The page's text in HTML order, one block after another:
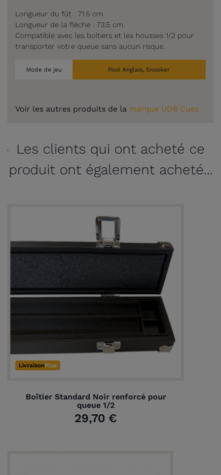
Longueur du fût : 71.5 cm.
Longueur de la flèche : 73.5 cm.
Compatible avec les boîtiers et les housses 1/2 pour
transporter votre queue sans aucun risque.
Mode de jeu Pool Anglais, Snooker
Voir les autres produits de la marque UDB Cues
Les clients qui ont acheté ce
produit ont également acheté...
LivraisonPlus
Boîtier Standard Noir renforcé pour
queue 1/2
29,70 €